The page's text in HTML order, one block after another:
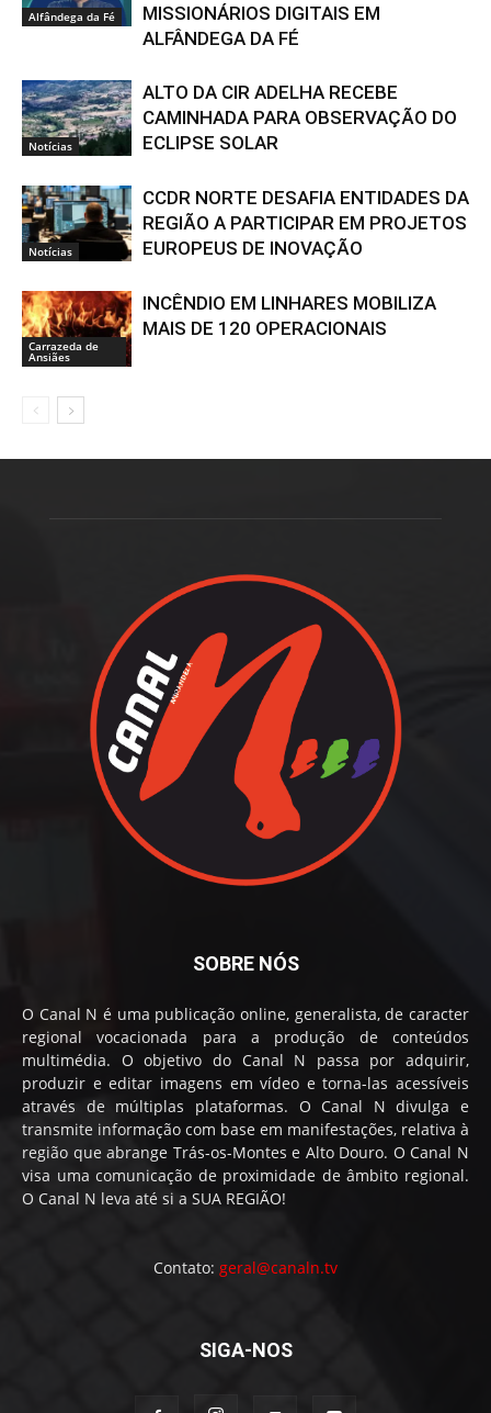
Alfândega da Fé
MISSIONÁRIOS DIGITAIS EM
ALFÂNDEGA DA FÉ
Notícias
ALTO DA CIR ADELHA RECEBE
CAMINHADA PARA OBSERVAÇÃO DO
ECLIPSE SOLAR
Notícias
CCDR NORTE DESAFIA ENTIDADES DA
REGIÃO A PARTICIPAR EM PROJETOS
EUROPEUS DE INOVAÇÃO
Carrazeda de
Ansiães
INCÊNDIO EM LINHARES MOBILIZA
MAIS DE 120 OPERACIONAIS
SOBRE NÓS
O Canal N é uma publicação online, generalista, de caracter
regional vocacionada para a produção de conteúdos
multimédia. O objetivo do Canal N passa por adquirir,
produzir e editar imagens em vídeo e torna-las acessíveis
através de múltiplas plataformas. O Canal N divulga e
transmite informação com base em manifestações, relativa à
região que abrange Trás-os-Montes e Alto Douro. O Canal N
visa uma comunicação de proximidade de âmbito regional.
O Canal N leva até si a SUA REGIÃO!
Contato: geral@canaln.tv
SIGA-NOS